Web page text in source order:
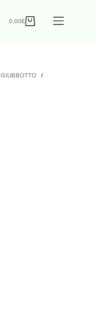
0,00€
GIUBBOTTO
/